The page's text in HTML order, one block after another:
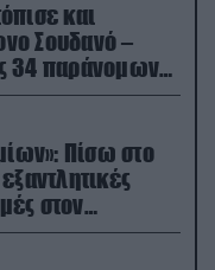
και
Σουδανό –
34 παράνομων
Πίσω στο